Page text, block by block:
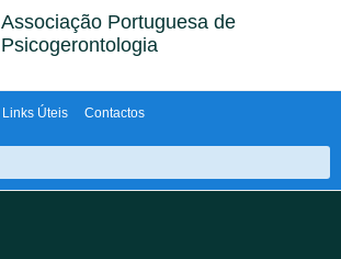
Associação Portuguesa de
Psicogerontologia
Links Úteis Contactos